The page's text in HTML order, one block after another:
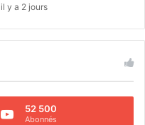
il y a 2 jours
52 500
Abonnés